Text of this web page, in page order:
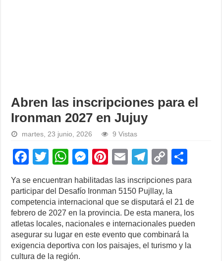
Abren las inscripciones para el
Ironman 2027 en Jujuy
martes, 23 junio, 2026 9 Vistas
F
c
e
b
o
o
T
tt
er
W
h
at
s
A
p
p
M
e
ss
e
n
g
er
Pi
nt
er
e
st
E
m
ail
T
el
e
gr
a
m
C
p
y
Li
n
k
ar
e
Ya se encuentran habilitadas las inscripciones para
participar del Desafío Ironman 5150 Pujllay, la
competencia internacional que se disputará el 21 de
febrero de 2027 en la provincia. De esta manera, los
atletas locales, nacionales e internacionales pueden
asegurar su lugar en este evento que combinará la
exigencia deportiva con los paisajes, el turismo y la
cultura de la región.